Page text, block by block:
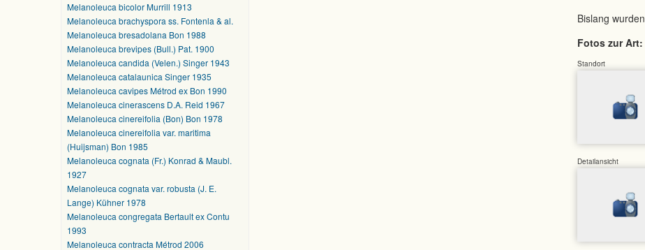
Melanoleuca bicolor Murrill 1913
Melanoleuca brachyspora ss. Fontenla & al.
Melanoleuca bresadolana Bon 1988
Melanoleuca brevipes (Bull.) Pat. 1900
Melanoleuca candida (Velen.) Singer 1943
Melanoleuca catalaunica Singer 1935
Melanoleuca cavipes Métrod ex Bon 1990
Melanoleuca cinerascens D.A. Reid 1967
Melanoleuca cinereifolia (Bon) Bon 1978
Melanoleuca cinereifolia var. maritima
(Huijsman) Bon 1985
Melanoleuca cognata (Fr.) Konrad & Maubl.
1927
Melanoleuca cognata var. robusta (J. E.
Lange) Kühner 1978
Melanoleuca congregata Bertault ex Contu
1993
Melanoleuca contracta Métrod 2006
Bislang
Fotos zur Art:
Standort
Detailansicht